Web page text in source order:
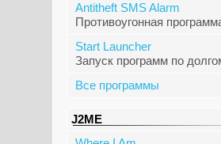
Antitheft SMS Alarm
Противоугонная
Start Launcher
Запуск программ по
Все программы
J2ME